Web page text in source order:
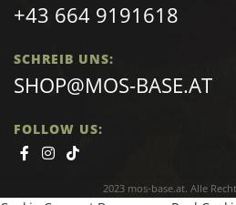
+43 664 9191618
SCHREIB UNS:
SHOP@MOS-BASE.AT
FOLLOW US:
2023 mos-base.at. Alle